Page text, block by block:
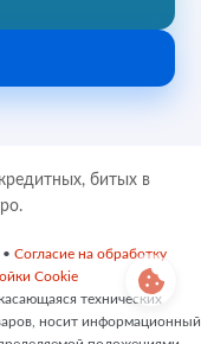
битых в
Согласие на обработку
Cookie
технических
носит информационный